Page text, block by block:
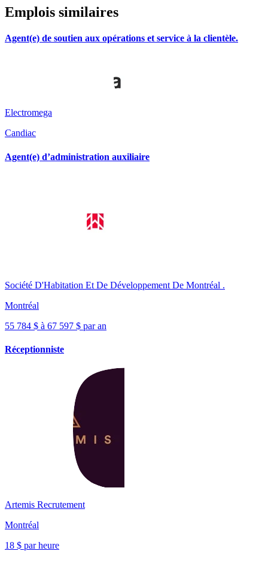
Emplois similaires
Agent(e) de soutien aux opérations et service à la clientèle.
Electromega
Candiac
Agent(e) d’administration auxiliaire
Société D'Habitation Et De Développement De Montréal .
Montréal
55 784 $ à 67 597 $ par an
Réceptionniste
Artemis Recrutement
Montréal
18 $ par heure